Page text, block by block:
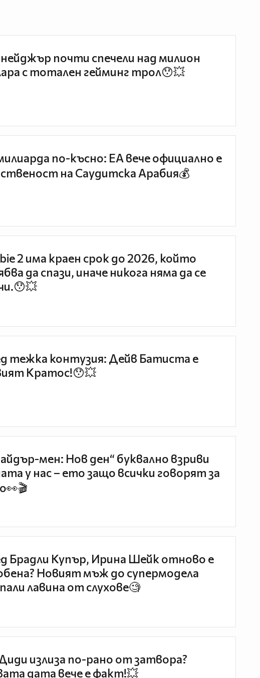
почти спечели над милион
с тотален гейминг трол😯💥
по-късно: EA вече официално е
на Саудитска Арабия💰
2 има краен срок до 2026, който
да спази, иначе никога няма да се
тежка контузия: Дейв Батиста е
Кратос!😯💥
мен: Нов ден“ буквално взриви
у нас – ето защо всички говорят за
Брадли Купър, Ирина Шейк отново е
Новият мъж до супермодела
лавина от слухове🧐
излиза по-рано от затвора?
дата вече е факт!💥